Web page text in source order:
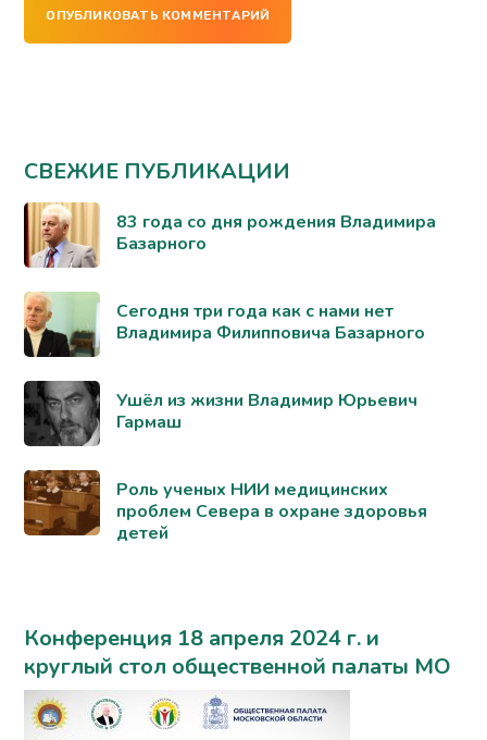
ОПУБЛИКОВАТЬ КОММЕНТАРИЙ
СВЕЖИЕ ПУБЛИКАЦИИ
83 года со дня рождения Владимира
Базарного
Сегодня три года как с нами нет
Владимира Филипповича Базарного
Ушёл из жизни Владимир Юрьевич
Гармаш
Роль ученых НИИ медицинских
проблем Севера в охране здоровья
детей
Конференция 18 апреля 2024 г. и
круглый стол общественной палаты МО